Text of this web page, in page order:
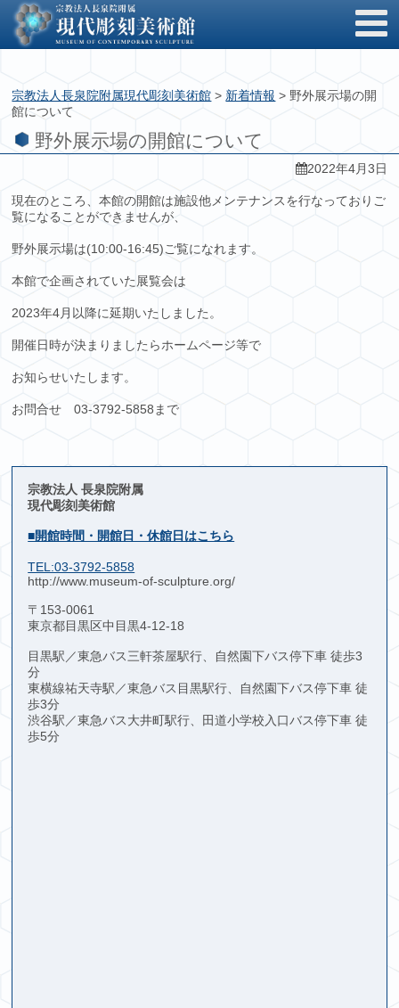
宗教法人長泉院附属現代彫刻美術館 > 新着情報 > 野外展示場の開
館について
野外展示場の開館について
2022年4月3日
現在のところ、本館の開館は施設他メンテナンスを行なっておりご
覧になることができませんが、
野外展示場は(10:00-16:45)ご覧になれます。
本館で企画されていた展覧会は
2023年4月以降に延期いたしました。
開催日時が決まりましたらホームページ等で
お知らせいたします。
お問合せ 03-3792-5858まで
宗教法人 長泉院附属
現代彫刻美術館
■開館時間・開館日・休館日はこちら
TEL:03-3792-5858
http://www.museum-of-sculpture.org/
〒153-0061
東京都目黒区中目黒4-12-18
目黒駅／東急バス三軒茶屋駅行、自然園下バス停下車 徒歩3
分
東横線祐天寺駅／東急バス目黒駅行、自然園下バス停下車 徒
歩3分
渋谷駅／東急バス大井町駅行、田道小学校入口バス停下車 徒
歩5分